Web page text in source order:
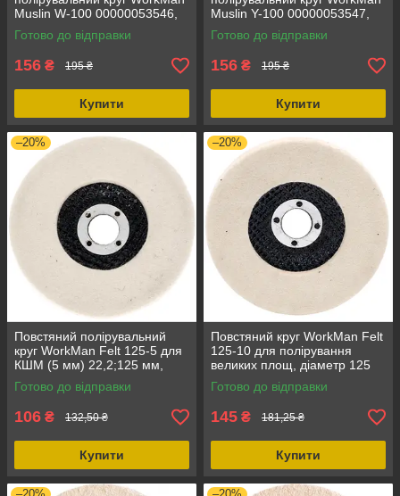
Muslin W-100 00000053546,
100 мм, для точильного
верстата, м'який, 50 шарів
Готово до відправки
156 ₴ 195 ₴
Купити
Muslin Y-100 00000053547,
100% предоплата, для
точильного верстата, діаметр
Готово до відправки
156 ₴ 195 ₴
Купити
–20%
Повстяний полірувальний
круг WorkMan Felt 125-5 для
КШМ (5 мм) 22,2;125 мм,
метал, 1 шт., висока якість,
фінішне полірування
Готово до відправки
106 ₴ 132,50 ₴
Купити
–20%
Повстяний круг WorkMan Felt
125-10 для полірування
великих площ, діаметр 125
мм, для КШМ, товщина 10
мм
Готово до відправки
145 ₴ 181,25 ₴
Купити